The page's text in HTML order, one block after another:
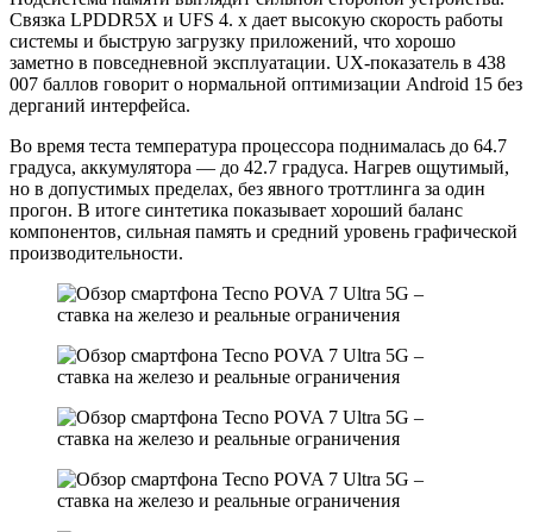
Связка LPDDR5X и UFS 4. x дает высокую скорость работы
системы и быструю загрузку приложений, что хорошо
заметно в повседневной эксплуатации. UX-показатель в 438
007 баллов говорит о нормальной оптимизации Android 15 без
дерганий интерфейса.
Во время теста температура процессора поднималась до 64.7
градуса, аккумулятора — до 42.7 градуса. Нагрев ощутимый,
но в допустимых пределах, без явного троттлинга за один
прогон. В итоге синтетика показывает хороший баланс
компонентов, сильная память и средний уровень графической
производительности.